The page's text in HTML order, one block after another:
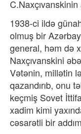
C.Naxçıvanskinin
1938-ci ildə
olmuş bir
general, həm də
Naxçıvanskini
Vətənin, millətin
qazandırıb, onu
keçmiş Sovet
xadim kimi
cəsarətli bir